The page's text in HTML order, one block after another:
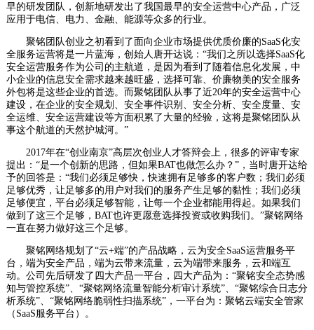
早的研发团队，创新地研发出了我国最早的安全运营中心产品，广泛
应用于电信、电力、金融、能源等众多的行业。
聚铭团队创业之初看到了面向企业市场提供优质价廉的SaaS化安
全服务运营将是一片蓝海，创始人唐开达说：“我们之所以选择SaaS化
安全运营服务作为公司的主航道，是因为看到了随着信息化发展，中
小企业的信息安全需求越来越旺盛，选择可靠、价廉物美的安全服务
外包将是这些企业的首选。而聚铭团队从事了近20年的安全运营中心
建设，在企业的安全规划、安全事件识别、安全分析、安全度量、安
全运维、安全运营建设等方面积累了大量的经验，这将是聚铭团队从
事这个航道的天然护城河。”
2017年在“创业南京”高层次创业人才答辩会上，很多的评审专家
提出：“是一个创新的思路，但如果BAT也做怎么办？”，当时唐开达给
予的回答是：“我们必须足够快，快速拥有足够多的客户数；我们必须
足够优秀，让足够多的用户对我们的服务产生足够的黏性；我们必须
足够便宜，平台必须足够智能，让每一个企业都能用得起。如果我们
做到了这三个足够，BAT也许更愿意选择投资或收购我们。”聚铭网络
一直在努力做好这三个足够。
聚铭网络规划了“云+端”的产品战略，云为安全SaaS运营服务平
台，端为安全产品，端为云带来流量，云为端带来服务，云和端互
动。公司先后研发了四大产品一平台，四大产品为：“聚铭安全态势感
知与管控系统”、“聚铭网络流量智能分析审计系统”、“聚铭综合日志分
析系统”、“聚铭网络脆弱性扫描系统”，一平台为：聚铭云端安全管家
（SaaS服务平台）。